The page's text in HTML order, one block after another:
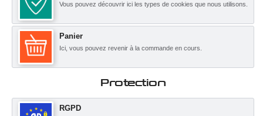
Vous pouvez découvrir ici les types de cookies que nous utilisons.
Panier
Ici, vous pouvez revenir à la commande en cours.
Protection
RGPD